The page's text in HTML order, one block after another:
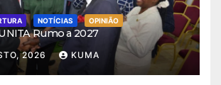
NOTÍCIAS OPINIÃO
Rumo a 2027
2026 KUMA